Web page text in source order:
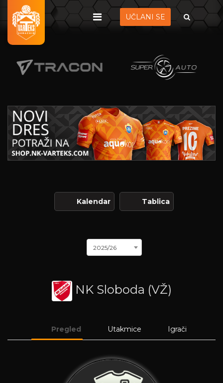
UČLANI SE
Kalendar Tablica
2025/26
NK Sloboda (VŽ)
Pregled Utakmice Igrači